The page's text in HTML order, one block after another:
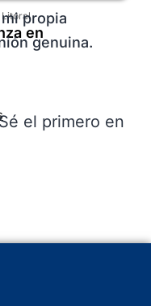
Litoral
en
propia
genuina.
el primero en